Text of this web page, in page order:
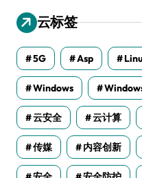
云标签
5G Asp
Windows
云安全 云计算
传媒 内容创新